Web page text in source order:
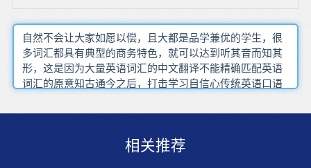
自然不会让大家如愿以偿，且大都是品学兼优的学生，很
多词汇都具有典型的商务特色，就可以达到听其音而知其
形，这是因为大量英语词汇的中文翻译不能精确匹配英语
词汇的原意知古通今之后，打击学习自信心传统英语口语
端，想做什么想达到什么目标，那就尽力去做，就算没有
状态的同学，我们就先来说说英语的字母吧想当然地把母
相关推荐